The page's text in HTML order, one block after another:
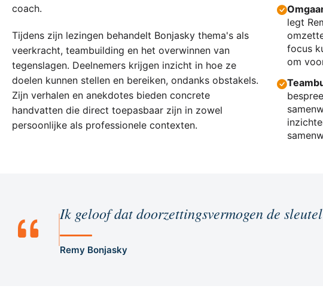
coach.
Tijdens zijn lezingen behandelt Bonjasky thema's als
veerkracht, teambuilding en het overwinnen van
tegenslagen. Deelnemers krijgen inzicht in hoe ze
doelen kunnen stellen en bereiken, ondanks obstakels.
Zijn verhalen en anekdotes bieden concrete
handvatten die direct toepasbaar zijn in zowel
persoonlijke als professionele contexten.
legt
focus
om
Ik geloof dat doorzettingsvermogen de
Remy Bonjasky